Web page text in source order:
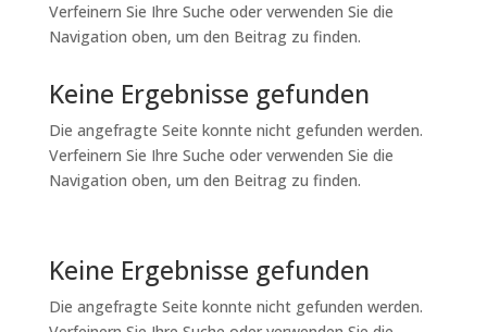
Verfeinern Sie Ihre Suche oder verwenden Sie die
Navigation oben, um den Beitrag zu finden.
Keine Ergebnisse gefunden
Die angefragte Seite konnte nicht gefunden werden.
Verfeinern Sie Ihre Suche oder verwenden Sie die
Navigation oben, um den Beitrag zu finden.
Keine Ergebnisse gefunden
Die angefragte Seite konnte nicht gefunden werden.